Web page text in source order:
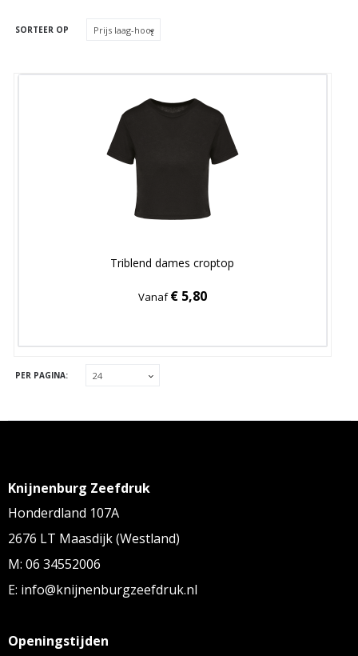
SORTEER OP
Triblend dames croptop
Vanaf€ 5,80
PER PAGINA:
Knijnenburg Zeefdruk
Honderdland 107A
2676 LT Maasdijk (Westland)
M: 06 34552006
E: info@knijnenburgzeefdruk.nl
Openingstijden